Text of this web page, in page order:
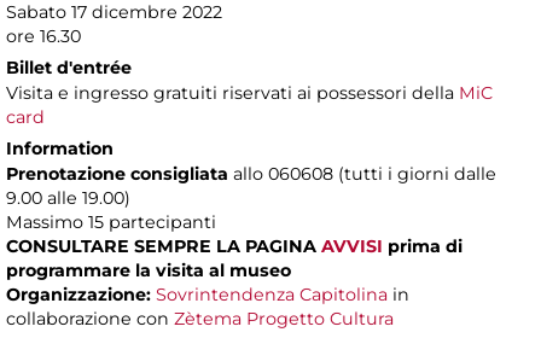
Sabato 17 dicembre 2022
ore 16.30
Billet d'entrée
Visita e ingresso gratuiti riservati ai possessori della MiC
card
Information
Prenotazione consigliata allo 060608 (tutti i giorni dalle
9.00 alle 19.00)
Massimo 15 partecipanti
CONSULTARE SEMPRE LA PAGINA AVVISI prima di
programmare la visita al museo
Organizzazione: Sovrintendenza Capitolina in
collaborazione con Zètema Progetto Cultura